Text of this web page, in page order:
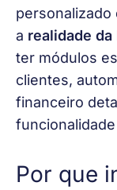
personalizado
a realidade da
ter módulos
clientes,
financeiro
Por que